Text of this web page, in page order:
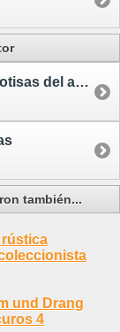
Mágicas. Brujas, Magas y Sacerdotisas del amor
también...
rústica
und Drang
4